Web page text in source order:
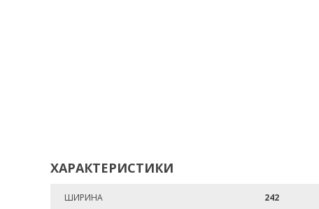
ХАРАКТЕРИСТИКИ
ШИРИНА 242